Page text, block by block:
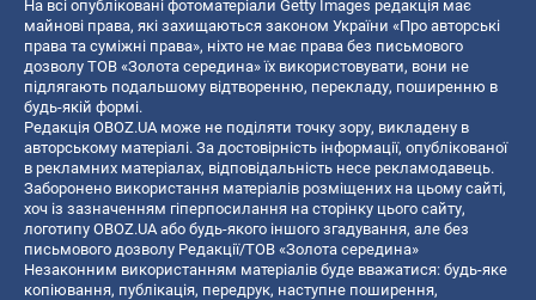
На всі опубліковані фотоматеріали Getty Images редакція має
майнові права, які захищаються законом України «Про авторські
права та суміжні права», ніхто не має права без письмового
дозволу ТОВ «Золота середина» їх використовувати, вони не
підлягають подальшому відтворенню, перекладу, поширенню в
будь-якій формі.
Редакція OBOZ.UA може не поділяти точку зору, викладену в
авторському матеріалі. За достовірність інформації, опублікованої
в рекламних матеріалах, відповідальність несе рекламодавець.
Заборонено використання матеріалів розміщених на цьому сайті,
хоч із зазначенням гіперпосилання на сторінку цього сайту,
логотипу OBOZ.UA або будь-якого іншого згадування, але без
письмового дозволу Редакції/ТОВ «Золота середина»
Незаконним використанням матеріалів буде вважатися: будь-яке
копiювання, публiкацiя, передрук, наступне поширення,